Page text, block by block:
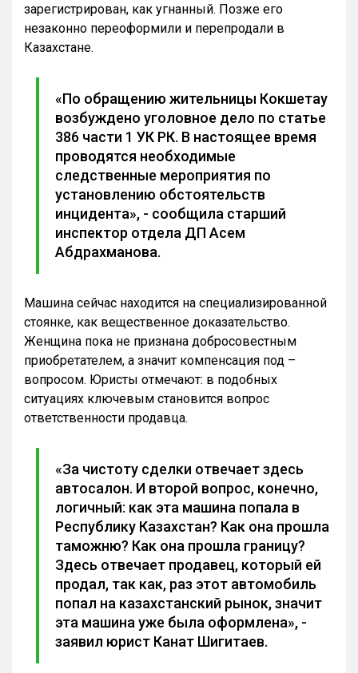
зарегистрирован, как угнанный. Позже его
незаконно переоформили и перепродали в
Казахстане.
«По обращению жительницы Кокшетау
возбуждено уголовное дело по статье
386 части 1 УК РК. В настоящее время
проводятся необходимые
следственные мероприятия по
установлению обстоятельств
инцидента», - сообщила старший
инспектор отдела ДП Асем
Абдрахманова.
Машина сейчас находится на специализированной
стоянке, как вещественное доказательство.
Женщина пока не признана добросовестным
приобретателем, а значит компенсация под –
вопросом. Юристы отмечают: в подобных
ситуациях ключевым становится вопрос
ответственности продавца.
«За чистоту сделки отвечает здесь
автосалон. И второй вопрос, конечно,
логичный: как эта машина попала в
Республику Казахстан? Как она прошла
таможню? Как она прошла границу?
Здесь отвечает продавец, который ей
продал, так как, раз этот автомобиль
попал на казахстанский рынок, значит
эта машина уже была оформлена», -
заявил юрист Канат Шигитаев.